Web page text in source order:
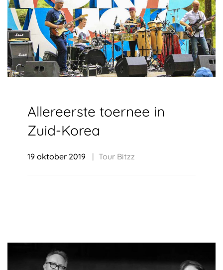
Allereerste toernee in
Zuid-Korea
19 oktober 2019 Tour Bitzz